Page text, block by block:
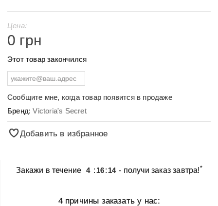
Цена:
0 грн
Этот товар закончился
Сообщите мне, когда товар появится в продаже
Бренд:Victoria's Secret
Добавить в избранное
Закажи в течение 4 :16:13 - получи заказ завтра!*
4 причины заказать у нас: